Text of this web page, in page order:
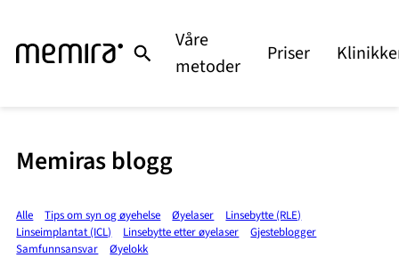
Våre
metoder
Priser
Memiras blogg
Alle Tips om syn og øyehelse Øyelaser
Linsebytte (RLE)
Linseimplantat (ICL)
Linsebytte etter øyelaser
Gjesteblogger
Samfunnsansvar
Øyelokk